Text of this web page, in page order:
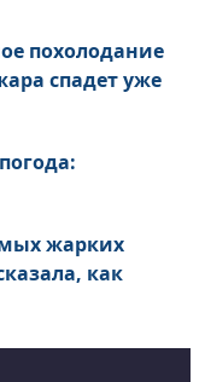
похолодание
спадет уже
жарких
как